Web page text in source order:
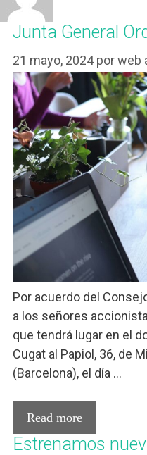
Junta General
21 mayo, 2024 porweb
Por acuerdo del
a los señores
que tendrá lugar en el
Cugat al Papiol, 36, de
(Barcelona), el día …
Read more
Estrenamos